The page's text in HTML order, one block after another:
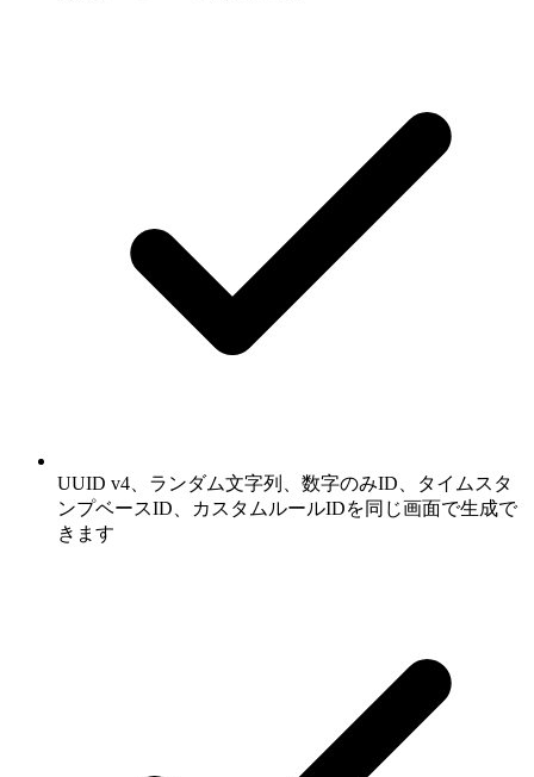
UUID v4、ランダム文字列、数字のみID、タイムスタ
ンプベースID、カスタムルールIDを同じ画面で生成で
きます